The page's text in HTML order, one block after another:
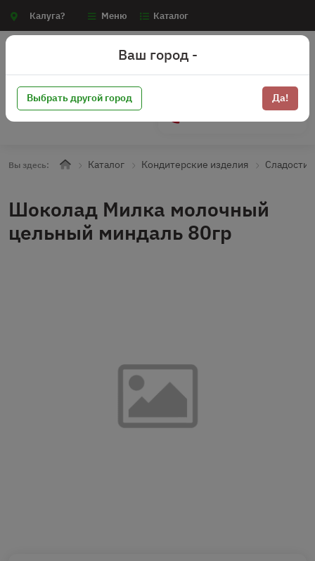
Калуга? Меню Каталог
Вы здесь: Каталог Кондитерские изделия Сладости
Шоколад Милка молочный
цельный миндаль 80гр
Ваш город -
Выбрать другой город Да!